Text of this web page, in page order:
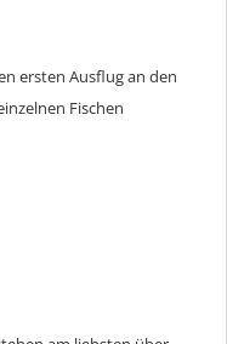
ersten Ausflug an den
Fischen